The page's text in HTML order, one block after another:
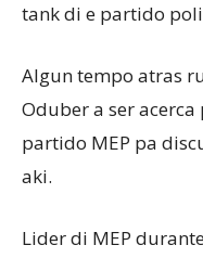
tank di e partido
Algun tempo atras
Oduber a ser
partido MEP pa
aki.
Lider di MEP